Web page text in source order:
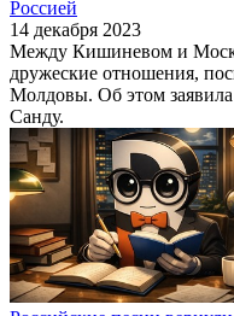
Россией
14 декабря 2023
Между Кишиневом и
дружеские отношения,
Молдовы. Об этом
Санду.